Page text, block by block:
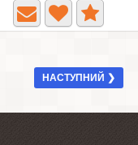
НАСТУПНИЙ ❯